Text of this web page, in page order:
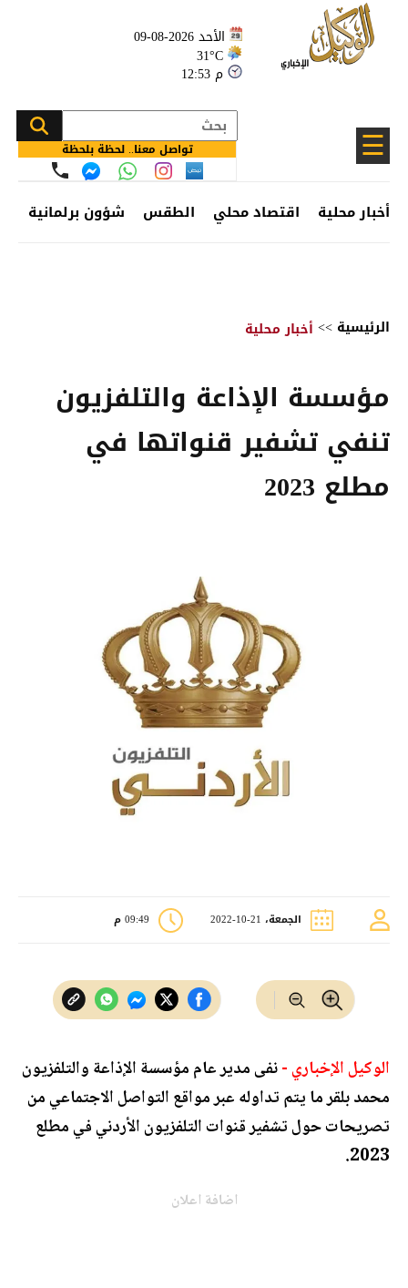
الأحد 2026-08-09
31°C
12:53 م
☰ تواصل معنا.. لحظة بلحظة
أخبار محلية اقتصاد محلي الطقس شؤون برلمانية
الرئيسية >> أخبار محلية
مؤسسة الإذاعة والتلفزيون
تنفي تشفير قنواتها في
مطلع 2023
الجمعة، 21-10-2022 09:49 م
الوكيل الإخباري -نفى مدير عام مؤسسة الإذاعة والتلفزيون
محمد بلقر ما يتم تداوله عبر مواقع التواصل الاجتماعي من
تصريحات حول تشفير قنوات التلفزيون الأردني في مطلع
2023.
اضافة اعلان